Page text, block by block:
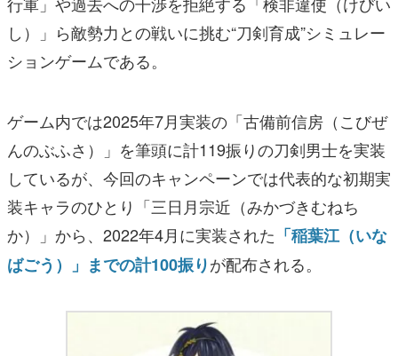
し）」ら敵勢力との戦いに挑む“刀剣育成”シミュレー
ションゲームである。
ゲーム内では2025年7月実装の「古備前信房（こびぜ
んのぶふさ）」を筆頭に計119振りの刀剣男士を実装
しているが、今回のキャンペーンでは代表的な初期実
装キャラのひとり「三日月宗近（みかづきむねち
か）」から、2022年4月に実装された 「稲葉江（いな
ばごう）」までの計100振りが配布される。